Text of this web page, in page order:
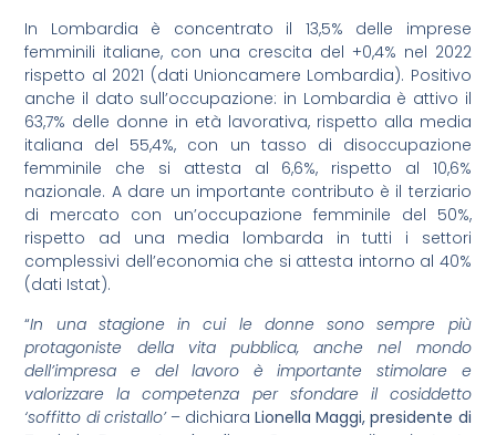
In Lombardia è concentrato il 13,5% delle imprese
femminili italiane, con una crescita del +0,4% nel 2022
rispetto al 2021 (dati Unioncamere Lombardia). Positivo
anche il dato sull’occupazione: in Lombardia è attivo il
63,7% delle donne in età lavorativa, rispetto alla media
italiana del 55,4%, con un tasso di disoccupazione
femminile che si attesta al 6,6%, rispetto al 10,6%
nazionale. A dare un importante contributo è il terziario
di mercato con un’occupazione femminile del 50%,
rispetto ad una media lombarda in tutti i settori
complessivi dell’economia che si attesta intorno al 40%
(dati Istat).
“In una stagione in cui le donne sono sempre più
protagoniste della vita pubblica, anche nel mondo
dell’impresa e del lavoro è importante stimolare e
valorizzare la competenza per sfondare il cosiddetto
‘soffitto di cristallo’– dichiaraLionella Maggi, presidente di